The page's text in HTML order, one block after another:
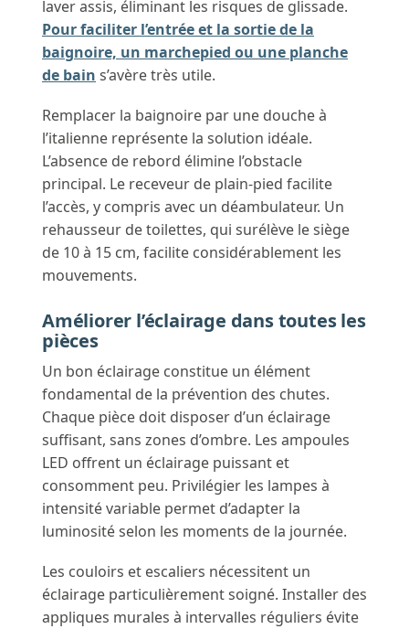
laver assis, éliminant les risques de glissade.
Pour faciliter l’entrée et la sortie de la
baignoire, un marchepied ou une planche
de bain s’avère très utile.
Remplacer la baignoire par une douche à
l’italienne représente la solution idéale.
L’absence de rebord élimine l’obstacle
principal. Le receveur de plain-pied facilite
l’accès, y compris avec un déambulateur. Un
rehausseur de toilettes, qui surélève le siège
de 10 à 15 cm, facilite considérablement les
mouvements.
Améliorer l’éclairage dans toutes les
pièces
Un bon éclairage constitue un élément
fondamental de la prévention des chutes.
Chaque pièce doit disposer d’un éclairage
suffisant, sans zones d’ombre. Les ampoules
LED offrent un éclairage puissant et
consomment peu. Privilégier les lampes à
intensité variable permet d’adapter la
luminosité selon les moments de la journée.
Les couloirs et escaliers nécessitent un
éclairage particulièrement soigné. Installer des
appliques murales à intervalles réguliers évite